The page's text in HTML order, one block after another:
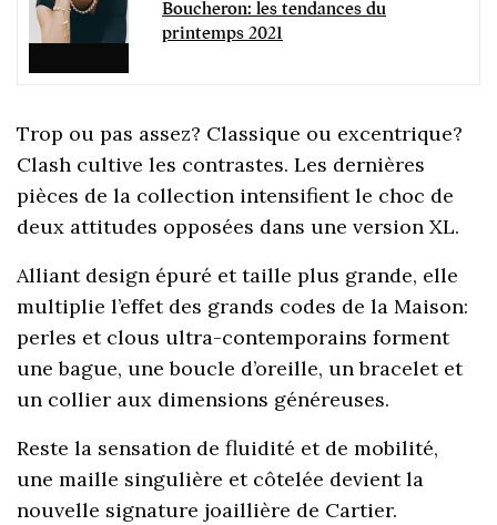
Boucheron: les tendances du
printemps 2021
Trop ou pas assez? Classique ou excentrique?
Clash cultive les contrastes. Les dernières
pièces de la collection intensifient le choc de
deux attitudes opposées dans une version XL.
Alliant design épuré et taille plus grande, elle
multiplie l’effet des grands codes de la Maison:
perles et clous ultra-contemporains forment
une bague, une boucle d’oreille, un bracelet et
un collier aux dimensions généreuses.
Reste la sensation de fluidité et de mobilité,
une maille singulière et côtelée devient la
nouvelle signature joaillière de Cartier.